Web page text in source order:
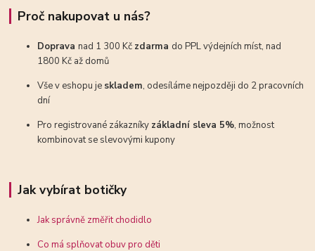
Proč nakupovat u nás?
Dopravanad 1 300 Kč zdarma do PPL výdejních míst, nad
1800 Kč až domů
Vše v eshopu je skladem, odesíláme nejpozději do 2 pracovních
dní
Pro registrované zákazníky základní sleva 5%, možnost
kombinovat se slevovými kupony
Jak vybírat botičky
Jak správně změřit chodidlo
Co má splňovat obuv pro děti